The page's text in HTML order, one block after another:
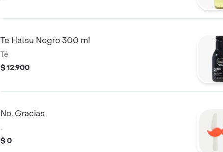
Te Hatsu Negro 300 ml
Té
$ 12.900
No, Gracias
.
$ 0